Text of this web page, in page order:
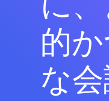
的
な